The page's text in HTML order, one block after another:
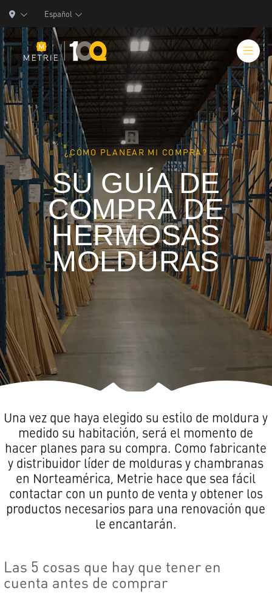
Español
Productos
Soluciones de Productos
Manufactura
Recursos
Quiénes Somos
Español
¿CÓMO PLANEAR MI COMPRA?
SU GUÍA DE
COMPRA DE
HERMOSAS
MOLDURAS
Una vez que haya elegido su estilo de moldura y
medido su habitación, será el momento de
hacer planes para su compra. Como fabricante
y distribuidor líder de molduras y chambranas
en Norteamérica, Metrie hace que sea fácil
contactar con un punto de venta y obtener los
productos necesarios para una renovación que
le encantarán.
Las 5 cosas que hay que tener en
cuenta antes de comprar